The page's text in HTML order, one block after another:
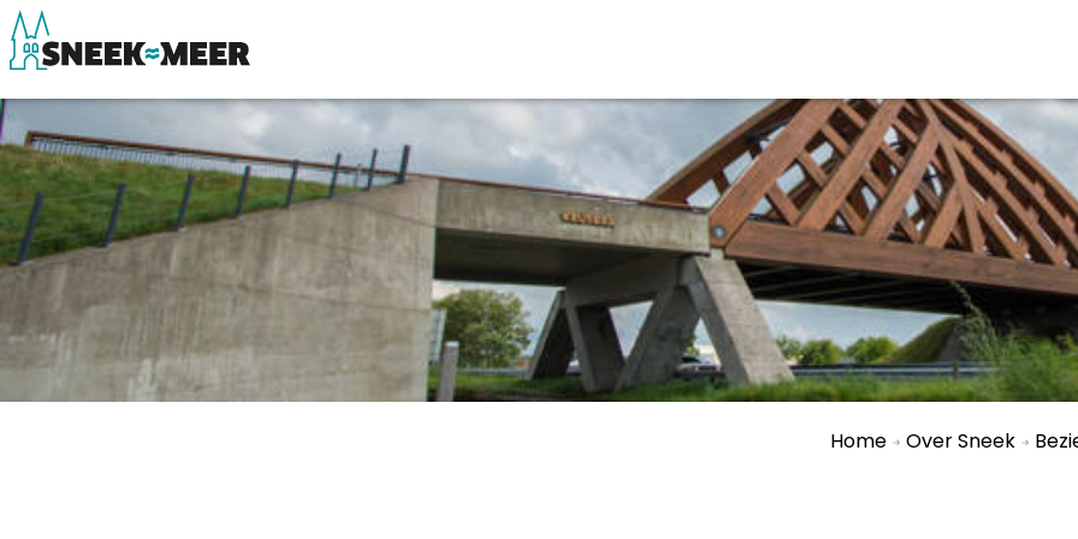
Over Sneek
Uitgelicht
Praktische informatie
Toeristische informatie
Bezienswaardigheden
Winkelen, uitgaan en doen
Eten, drinken & uitgaan
Watersport
Overnachten
Winkelen
En meer
Arrangementen
Jouw Sneek
De Friese meren
Other languages
Home Over Sneek